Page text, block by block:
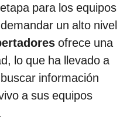
para los equipos
un alto nivel
ofrece una
lo que ha llevado a
información
a sus equipos